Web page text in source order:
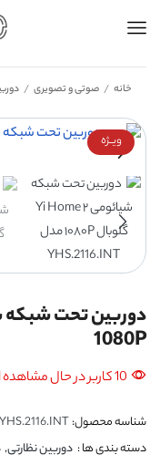
خانه / صوتی و تصویری /
ویــژه
1080P
10 کاربر در حال مشاهده این محصول
شناسه محصول:YHS.2116.INT
دسته بندی ها : دوربین نظارتی,